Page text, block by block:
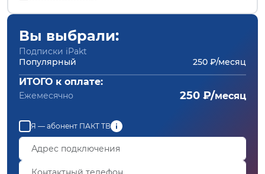
Вы выбрали:
Подписки iPakt
Популярный
250 ₽/месяц
ИТОГО к оплате:
Ежемесячно 250 ₽/месяц
Я — абонент ПАКТ ТВ